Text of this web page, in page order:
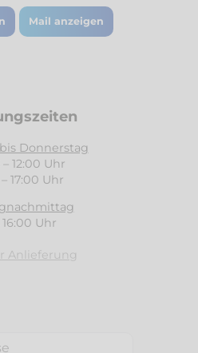
Mail anzeigen
Donnerstag
– 12:00 Uhr
– 17:00 Uhr
Uhr
Anlieferung